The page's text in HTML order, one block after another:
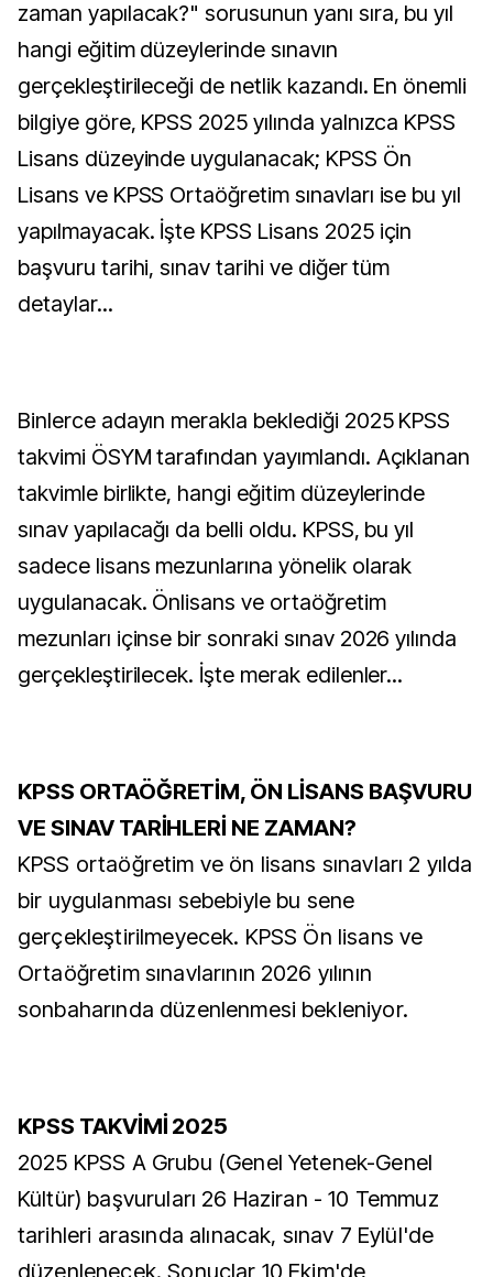
zaman yapılacak?" sorusunun yanı sıra, bu yıl
hangi eğitim düzeylerinde sınavın
gerçekleştirileceği de netlik kazandı. En önemli
bilgiye göre, KPSS 2025 yılında yalnızca KPSS
Lisans düzeyinde uygulanacak; KPSS Ön
Lisans ve KPSS Ortaöğretim sınavları ise bu yıl
yapılmayacak. İşte KPSS Lisans 2025 için
başvuru tarihi, sınav tarihi ve diğer tüm
detaylar...
Binlerce adayın merakla beklediği 2025 KPSS
takvimi ÖSYM tarafından yayımlandı. Açıklanan
takvimle birlikte, hangi eğitim düzeylerinde
sınav yapılacağı da belli oldu. KPSS, bu yıl
sadece lisans mezunlarına yönelik olarak
uygulanacak. Önlisans ve ortaöğretim
mezunları içinse bir sonraki sınav 2026 yılında
gerçekleştirilecek. İşte merak edilenler...
KPSS ORTAÖĞRETİM, ÖN LİSANS BAŞVURU
VE SINAV TARİHLERİ NE ZAMAN?
KPSS ortaöğretim ve ön lisans sınavları 2 yılda
bir uygulanması sebebiyle bu sene
gerçekleştirilmeyecek. KPSS Ön lisans ve
Ortaöğretim sınavlarının 2026 yılının
sonbaharında düzenlenmesi bekleniyor.
KPSS TAKVİMİ 2025
2025 KPSS A Grubu (Genel Yetenek-Genel
Kültür) başvuruları 26 Haziran - 10 Temmuz
tarihleri arasında alınacak, sınav 7 Eylül'de
düzenlenecek. Sonuçlar 10 Ekim'de